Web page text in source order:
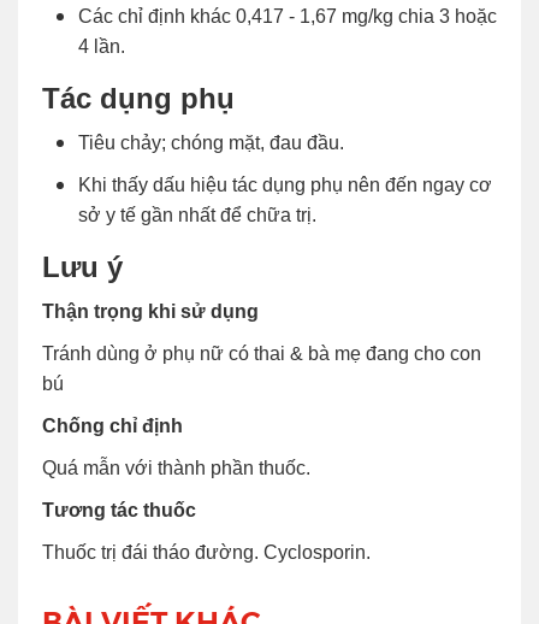
Các chỉ định khác 0,417 - 1,67 mg/kg chia 3 hoặc
4 lần.
Tác dụng phụ
Tiêu chảy; chóng mặt, đau đầu.
Khi thấy dấu hiệu tác dụng phụ nên đến ngay cơ
sở y tế gần nhất để chữa trị.
Lưu ý
Thận trọng khi sử dụng
Tránh dùng ở phụ nữ có thai & bà mẹ đang cho con
bú
Chống chỉ định
Quá mẫn với thành phần thuốc.
Tương tác thuốc
Thuốc trị đái tháo đường. Cyclosporin.